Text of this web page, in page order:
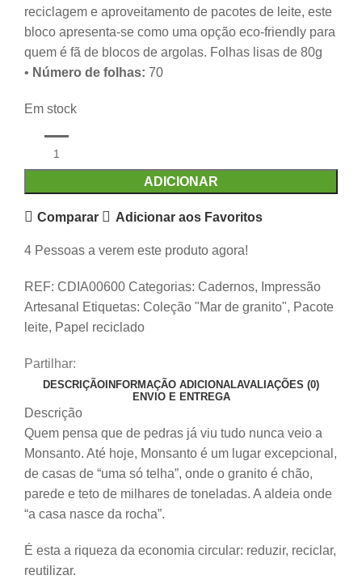
reciclagem e aproveitamento de pacotes de leite, este
bloco apresenta-se como uma opção eco-friendly para
quem é fã de blocos de argolas. Folhas lisas de 80g
• Número de folhas: 70
Em stock
ADICIONAR
Comparar Adicionar aos Favoritos
4 Pessoas a verem este produto agora!
REF: CDIA00600 Categorias: Cadernos, Impressão
Artesanal
Etiquetas: Coleção "Mar de granito", Pacote
leite, Papel reciclado
Partilhar:
DESCRIÇÃO INFORMAÇÃO ADICIONALAVALIAÇÕES (0)
ENVIO E ENTREGA
Descrição
Quem pensa que de pedras já viu tudo nunca veio a
Monsanto. Até hoje, Monsanto é um lugar excepcional,
de casas de “uma só telha”, onde o granito é chão,
parede e teto de milhares de toneladas. A aldeia onde
“a casa nasce da rocha”.
É esta a riqueza da economia circular: reduzir, reciclar,
reutilizar.